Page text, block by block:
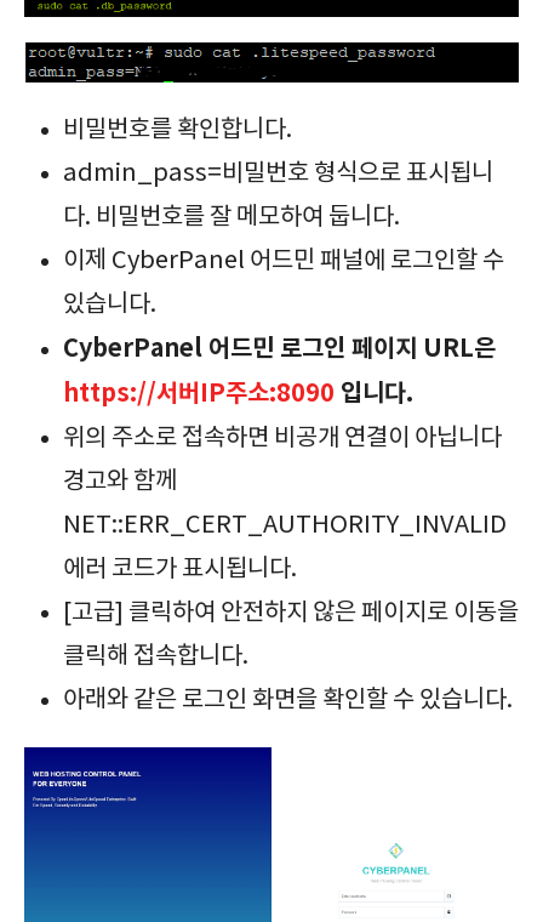
비밀번호를 확인합니다.
admin_pass=비밀번호 형식으로 표시됩니
다. 비밀번호를 잘 메모하여 둡니다.
이제 CyberPanel 어드민 패널에 로그인할 수
있습니다.
CyberPanel 어드민 로그인 페이지 URL은
https://서버IP주소:8090 입니다.
위의 주소로 접속하면 비공개 연결이 아닙니다
경고와 함께
NET::ERR_CERT_AUTHORITY_INVALID
에러 코드가 표시됩니다.
[고급] 클릭하여 안전하지 않은 페이지로 이동을
클릭해 접속합니다.
아래와 같은 로그인 화면을 확인할 수 있습니다.